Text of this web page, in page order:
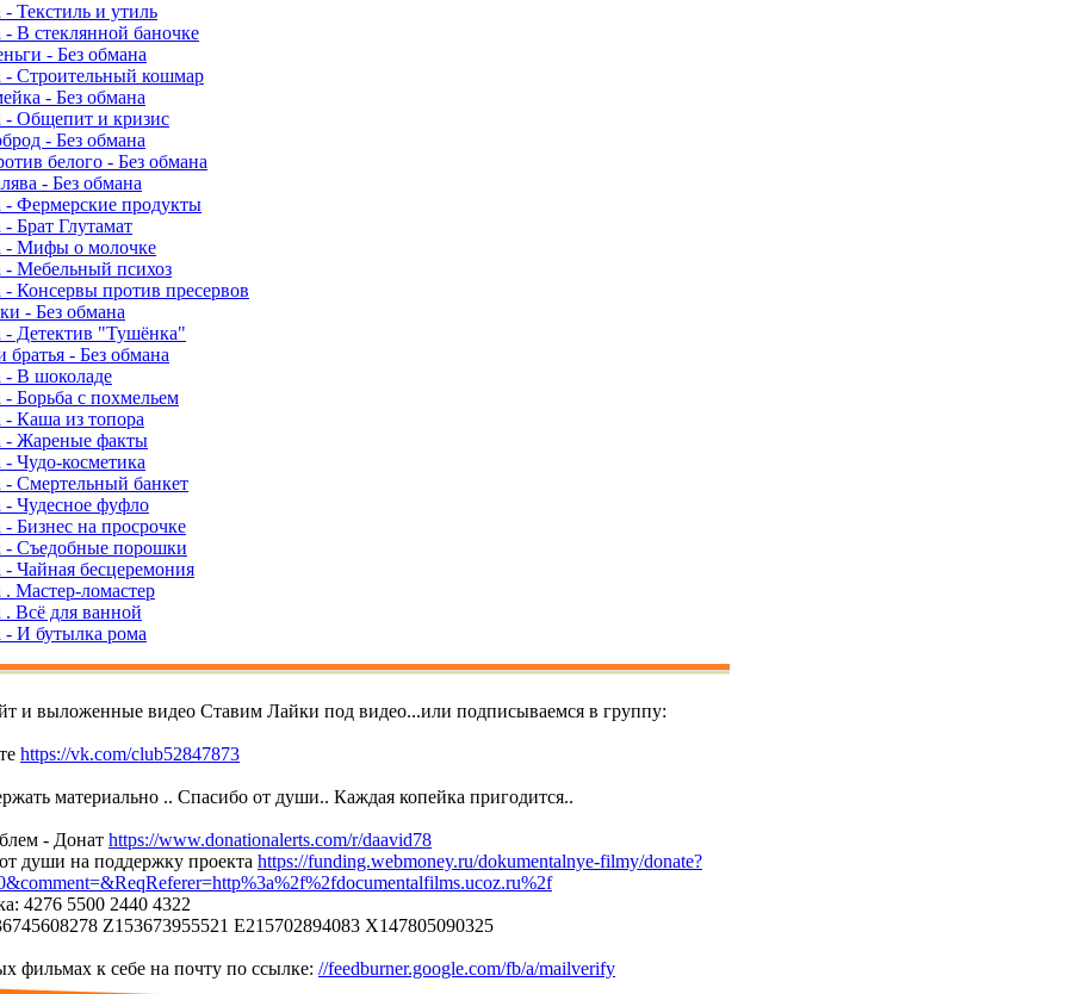
- Текстиль и утиль
- В стеклянной баночке
- Без обмана
- Строительный кошмар
- Без обмана
- Общепит и кризис
- Без обмана
белого - Без обмана
- Без обмана
- Фермерские продукты
- Брат Глутамат
- Мифы о молочке
- Мебельный психоз
- Консервы против пресервов
- Без обмана
- Детектив "Тушёнка"
братья - Без обмана
- В шоколаде
- Борьба с похмельем
- Каша из топора
- Жареные факты
- Чудо-косметика
- Смертельный банкет
- Чудесное фуфло
- Бизнес на просрочке
- Съедобные порошки
- Чайная бесцеремония
. Мастер-ломастер
. Всё для ванной
- И бутылка рома
и выложенные видео Ставим Лайки под видео...или подписываемся в группу:
https://vk.com/club52847873
материально .. Спасибо от души.. Каждая копейка пригодится..
- Донат https://www.donationalerts.com/r/daavid78
души на поддержку проекта https://funding.webmoney.ru/dokumentalnye-filmy/donate?
4276 5500 2440 4322
Z153673955521 E215702894083 X147805090325
фильмах к себе на почту по ссылке: //feedburner.google.com/fb/a/mailverify